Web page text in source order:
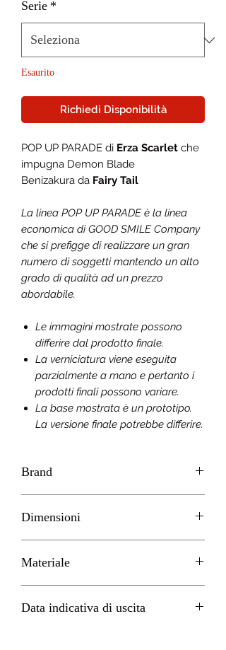
Serie *
Esaurito
Richiedi Disponibilità
POP UP PARADE di Erza Scarlet che
impugna Demon Blade
Benizakura da Fairy Tail
La linea POP UP PARADE è la linea
economica di GOOD SMILE Company
che si prefigge di realizzare un gran
numero di soggetti mantendo un alto
grado di qualità ad un prezzo
abordabile.
Le immagini mostrate possono
differire dal prodotto finale.
La verniciatura viene eseguita
parzialmente a mano e pertanto i
prodotti finali possono variare.
La base mostrata è un prototipo.
La versione finale potrebbe differire.
Brand
Dimensioni
Materiale
Data indicativa di uscita